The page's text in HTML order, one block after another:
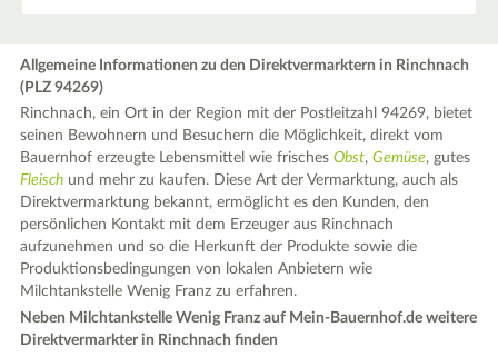
Allgemeine Informationen zu den Direktvermarktern in Rinchnach
(PLZ 94269)
Rinchnach, ein Ort in der Region mit der Postleitzahl 94269, bietet
seinen Bewohnern und Besuchern die Möglichkeit, direkt vom
Bauernhof erzeugte Lebensmittel wie frischesObst,Gemüse, gutes
Fleisch und mehr zu kaufen. Diese Art der Vermarktung, auch als
Direktvermarktung bekannt, ermöglicht es den Kunden, den
persönlichen Kontakt mit dem Erzeuger aus Rinchnach
aufzunehmen und so die Herkunft der Produkte sowie die
Produktionsbedingungen von lokalen Anbietern wie
Milchtankstelle Wenig Franz zu erfahren.
Neben Milchtankstelle Wenig Franz auf Mein-Bauernhof.de weitere
Direktvermarkter in Rinchnach finden